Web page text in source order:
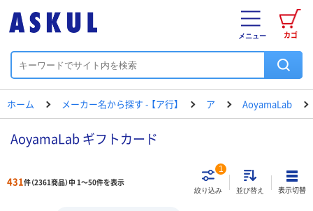
カゴ
メニュー
ホーム メーカー名から探す - 【ア行】 ア AoyamaLab
AoyamaLab ギフトカード
431件（2361商品）中 1～50件を表示
絞り込み
1
並び替え 表示切替